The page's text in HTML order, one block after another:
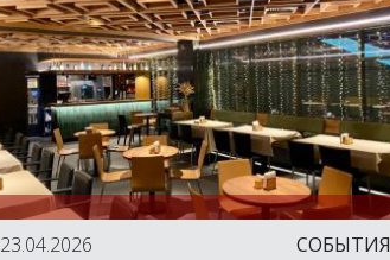
23.04.2026 СОБЫТИЯ